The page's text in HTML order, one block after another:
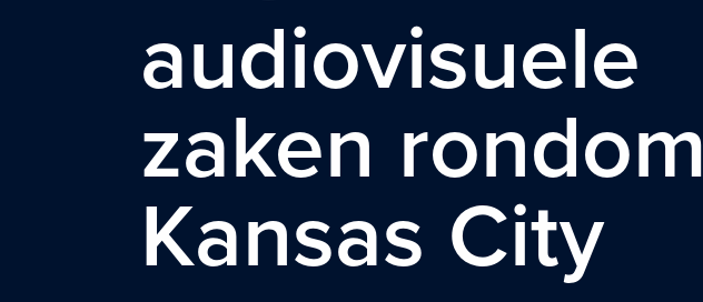
audiovisuele
zaken rondom
Kansas City